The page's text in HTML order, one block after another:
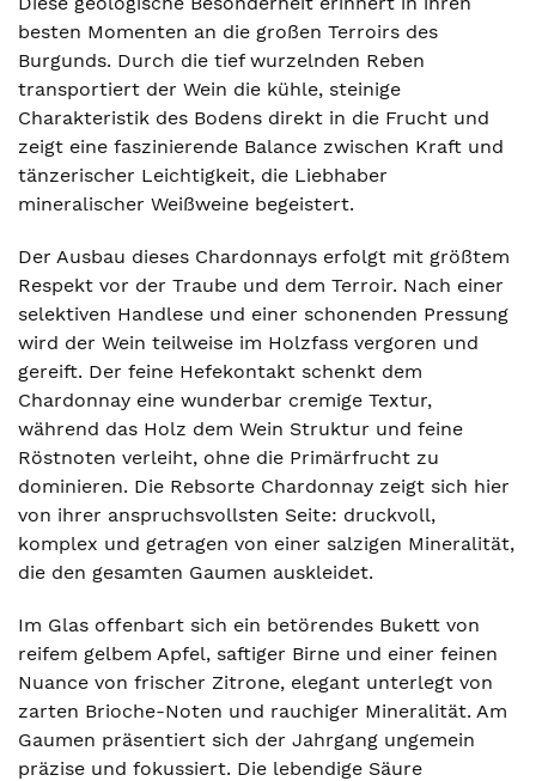
besten Momenten an die großen Terroirs des
Burgunds. Durch die tief wurzelnden Reben
transportiert der Wein die kühle, steinige
Charakteristik des Bodens direkt in die Frucht und
zeigt eine faszinierende Balance zwischen Kraft und
tänzerischer Leichtigkeit, die Liebhaber
mineralischer Weißweine begeistert.
Der Ausbau dieses Chardonnays erfolgt mit größtem
Respekt vor der Traube und dem Terroir. Nach einer
selektiven Handlese und einer schonenden Pressung
wird der Wein teilweise im Holzfass vergoren und
gereift. Der feine Hefekontakt schenkt dem
Chardonnay eine wunderbar cremige Textur,
während das Holz dem Wein Struktur und feine
Röstnoten verleiht, ohne die Primärfrucht zu
dominieren. Die Rebsorte Chardonnay zeigt sich hier
von ihrer anspruchsvollsten Seite: druckvoll,
komplex und getragen von einer salzigen Mineralität,
die den gesamten Gaumen auskleidet.
Im Glas offenbart sich ein betörendes Bukett von
reifem gelbem Apfel, saftiger Birne und einer feinen
Nuance von frischer Zitrone, elegant unterlegt von
zarten Brioche-Noten und rauchiger Mineralität. Am
Gaumen präsentiert sich der Jahrgang ungemein
präzise und fokussiert. Die lebendige Säure